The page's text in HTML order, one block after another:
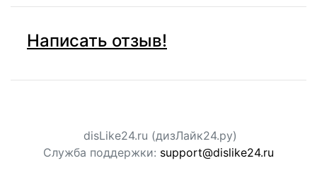
Написать отзыв!
disLike24.ru (дизЛайк24.ру)
Служба поддержки: support@dislike24.ru